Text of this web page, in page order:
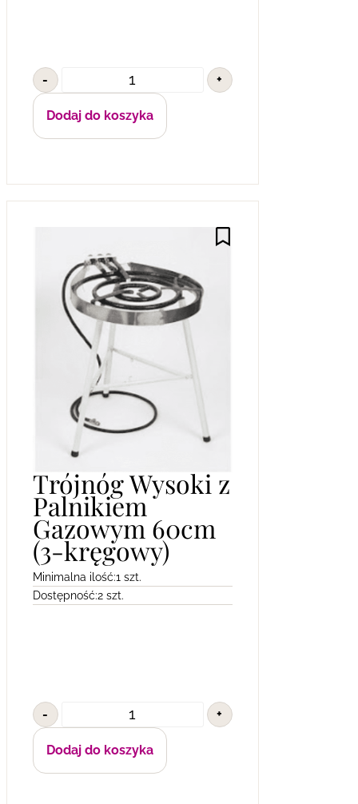
- +
Dodaj do koszyka
Trójnóg Wysoki z
Palnikiem
Gazowym 60cm
(3-kręgowy)
Minimalna ilość:1 szt.
Dostępność:2 szt.
- +
Dodaj do koszyka